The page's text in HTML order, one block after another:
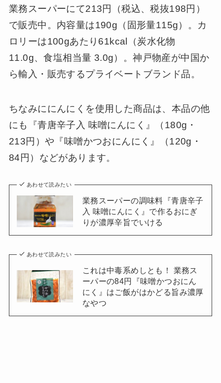
業務スーパーにて213円（税込、税抜198円）
で販売中。内容量は190g（固形量115g）。カ
ロリーは100gあたり61kcal（炭水化物
11.0g、食塩相当量 3.0g）。神戸物産が中国か
ら輸入・販売するプライベートブランド品。
ちなみににんにくを使用した商品は、本品の他
にも『青唐辛子入 味噌にんにく』（180g・
213円）や『味噌かつおにんにく』（120g・
84円）などがあります。
あわせて読みたい
業務スーパーの調味料『青唐辛子
入 味噌にんにく』で作るおにぎ
りが濃厚辛旨でいける
あわせて読みたい
これは中毒系めしとも！ 業務ス
ーパーの84円『味噌かつおにん
にく』はご飯がはかどる旨み濃厚
なやつ